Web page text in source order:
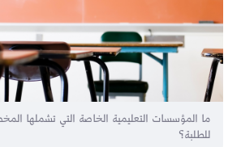
ما المؤسسات التعليمية الخاصة التي تشملها
للطلبة؟